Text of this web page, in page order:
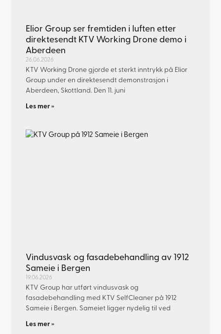
Elior Group ser fremtiden i luften etter
direktesendt KTV Working Drone demo i
Aberdeen
26.06.2026
KTV Working Drone gjorde et sterkt inntrykk på Elior
Group under en direktesendt demonstrasjon i
Aberdeen, Skottland. Den 11. juni
Les mer »
Vindusvask og fasadebehandling av 1912
Sameie i Bergen
19.06.2026
KTV Group har utført vindusvask og
fasadebehandling med KTV SelfCleaner på 1912
Sameie i Bergen. Sameiet ligger nydelig til ved
Les mer »